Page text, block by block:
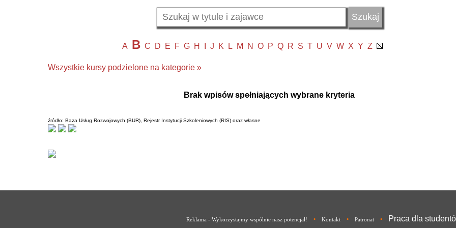
A B C D E F G H J K L M N O P Q R S T U V W X Y Z
Wszystkie kursy podzielone na kategorie »
Brak wpisów spełniających wybrane kryteria
źródło: Baza Usług Rozwojowych (BUR), Rejestr Instytucji Szkoleniowych (RIS) oraz własne
Reklama - Wykorzystajmy wspólnie nasz potencjał! • Kontakt • Patronat • Praca dla